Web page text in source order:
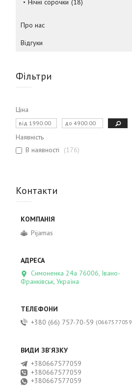
Нічні сорочки 18
Про нас
Відгуки
Фільтри
Ціна
Наявність
В наявності
176
Контакти
Pijamas
Симоненка 24а 76006, Івано-
Франківськ, Україна
+380 (66) 757-70-59 0667577059
+380667577059
+380667577059
+380667577059